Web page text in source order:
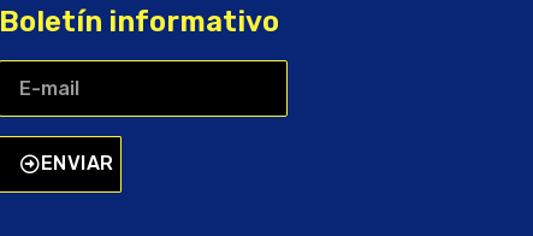
Boletín informativo
ENVIAR